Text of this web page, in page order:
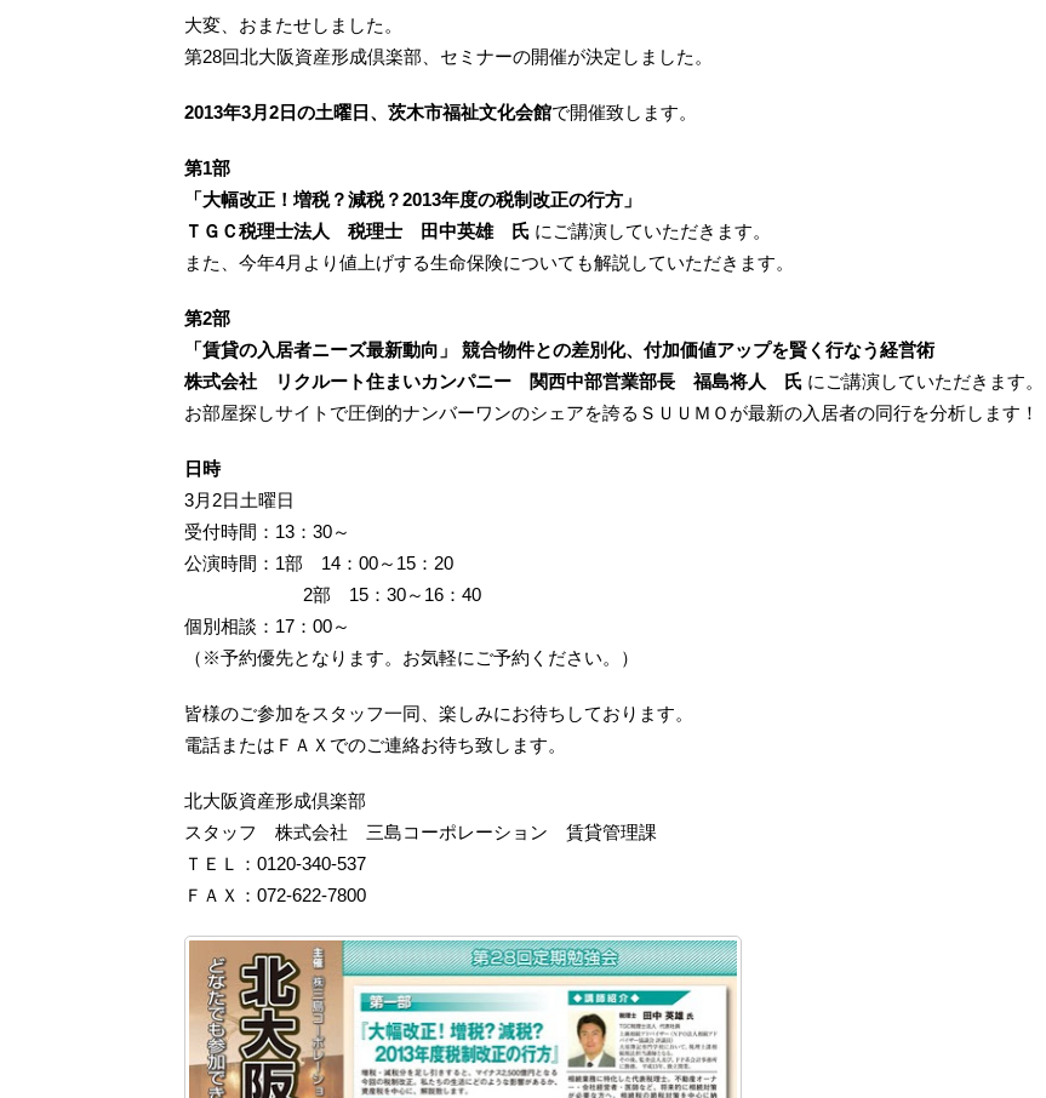
大変、おまたせしました。
第28回北大阪資産形成倶楽部、セミナーの開催が決定しました。
2013年3月2日の土曜日、茨木市福祉文化会館で開催致します。
第1部
「大幅改正！増税？減税？2013年度の税制改正の行方」
ＴＧＣ税理士法人 税理士 田中英雄 氏 にご講演していただきます。
また、今年4月より値上げする生命保険についても解説していただきます。
第2部
「賃貸の入居者ニーズ最新動向」 競合物件との差別化、付加価値アップを賢く行なう経営術
株式会社 リクルート住まいカンパニー 関西中部営業部長 福島将人 氏 にご講演していただきます。
お部屋探しサイトで圧倒的ナンバーワンのシェアを誇るＳＵＵＭＯが最新の入居者の同行を分析します！
日時
3月2日土曜日
受付時間：13：30～
公演時間：1部 14：00～15：20
2部 15：30～16：40
個別相談：17：00～
（※予約優先となります。お気軽にご予約ください。）
皆様のご参加をスタッフ一同、楽しみにお待ちしております。
電話またはＦＡＸでのご連絡お待ち致します。
北大阪資産形成倶楽部
スタッフ 株式会社 三島コーポレーション 賃貸管理課
ＴＥＬ：0120-340-537
ＦＡＸ：072-622-7800